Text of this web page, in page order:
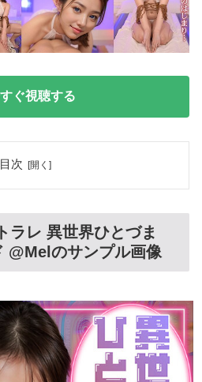
ぐ視聴する
目次
ラレ 異世界ひとづま
@Melのサンプル画像